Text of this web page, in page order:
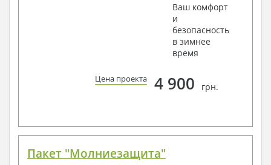
Ваш комфорт
и
безопасность
в зимнее
время
Цена проекта 4 900 грн.
Пакет "Молниезащита"